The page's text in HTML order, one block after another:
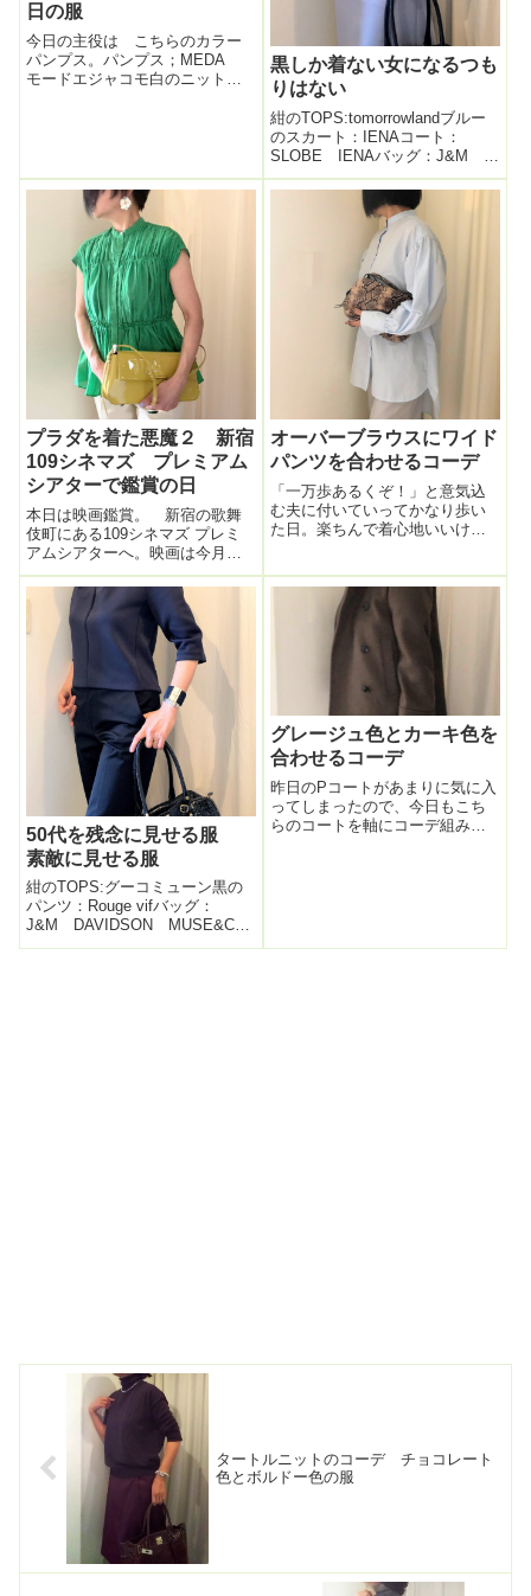
日の服
今日の主役は こちらのカラー
パンプス。パンプス；MEDA
モードエジャコモ白のニット；
ージ...
黒しか着ない女になるつも
りはない
紺のTOPS:tomorrowlandブルー
のスカート：IENAコート：
SLOBE IENAバッグ：J&M
DAVIDSON靴：PELLICOタイツ
はグレー色でストライプ模様が
入っているもの。BallseyとINEA
の服ってコーデしやすい。...
プラダを着た悪魔２ 新宿
109シネマズ プレミアム
シアターで鑑賞の日
本日は映画鑑賞。 新宿の歌舞
伎町にある109シネマズ プレミ
アムシアターへ。映画は今月か
ら公開始まった「プラダを着た
悪魔２」。メインキャストは前
作のまま。これは見逃せな
い！！「オシャレして映画館行
きましょう！」みたいなファン
アカウントを見か...
オーバーブラウスにワイド
パンツを合わせるコーデ
「一万歩あるくぞ！」と意気込
む夫に付いていってかなり歩い
た日。楽ちんで着心地いいけ
ウス。このシャツ好き(*´▽｀*)ふ
んわり感、スタンドカラー、キ
ュッとしまった袖など、本当に
50代を残念に見せる服
素敵に見せる服
紺のTOPS:グーコミューン黒の
パンツ：Rouge vifバッグ：
J&M DAVIDSON MUSE&CO
で靴：モードエジャコモ本日
グレージュ色とカーキ色を
合わせるコーデ
昨日のPコートがあまりに気に入
ってしまったので、今日もこち
らのコートを軸にコーデ組み立
タートルニットのコーデ チョコレート
色とボルドー色の服